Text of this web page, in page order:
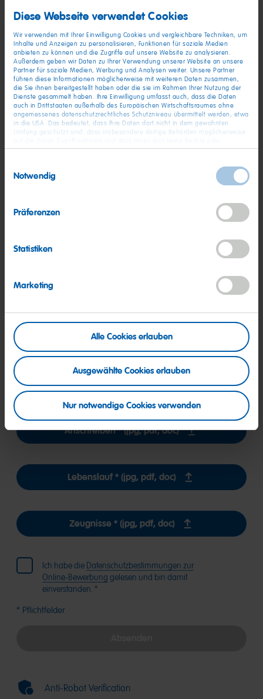
Diese Webseite verwendet Cookies
Wir verwenden mit Ihrer Einwilligung Cookies und vergleichbare Techniken, um
Inhalte und Anzeigen zu personalisieren, Funktionen für soziale Medien
anbieten zu können und die Zugriffe auf unsere Website zu analysieren.
Außerdem geben wir Daten zu Ihrer Verwendung unserer Website an unsere
Partner für soziale Medien, Werbung und Analysen weiter. Unsere Partner
führen diese Informationen möglicherweise mit weiteren Daten zusammen,
die Sie ihnen bereitgestellt haben oder die sie im Rahmen Ihrer Nutzung der
Dienste gesammelt haben. Ihre Einwilligung umfasst auch, dass die Daten
auch in Drittstaaten außerhalb des Europäischen Wirtschaftsraumes ohne
angemessenes datenschutzrechtliches Schutzniveau übermittelt werden, etwa
in die USA. Das bedeutet, dass Ihre Daten dort nicht in dem gewohnten
Umfang geschützt sind, dass insbesondere dortige Behörden möglicherweise
Rechtsbehelfe zur Verfügung stehen. Sie haben das Rechts, Ihre Einwilligung
finden Sie detaillierten Informationen zur Verarbeitung
Ihrer Daten und zum Widerruf Ihrer Einwilligung. Unser Impressum finden Sie
Notwendig
Präferenzen
Statistiken
Marketing
Alle Cookies erlauben
Ausgewählte Cookies erlauben
Nur notwendige Cookies verwenden
Ist der Arbeitsort für Sie gut erreichbar oder sind Sie bereit für
den Job umzuziehen?
beruflichen und privaten Anforderungen selbstverständlich sehr
wichtig. So kann monatlich an bis zu 5 Tagen von zu Hause
einverstanden?
Bitte nennen Sie uns Ihre Gehaltsvorstellung für ein
wissen, dass i.d.R. das Gesamtpaket entscheidend ist und
diese Angabe manchmal schwierig sein kann, daher können
Die Bewerbungsunterlagen können als JPG-, PDF- oder Word-
Dateien mit bis zu 10 MB pro Datei hochgeladen werden.
Anschreiben * (jpg, pdf, doc)
Lebenslauf * (jpg, pdf, doc)
Zeugnisse * (jpg, pdf, doc)
Ich habe die Datenschutzbestimmungen zur
Online-Bewerbung gelesen und bin damit
einverstanden. *
* Pflichtfelder
Anti-Robot Verification